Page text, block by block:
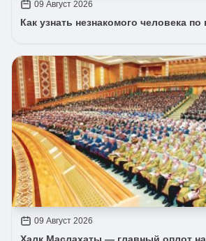
09 Август 2026
Как узнать незнакомого человека
09 Август 2026
Халк Маслахаты — главный оплот